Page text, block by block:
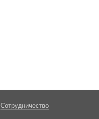
Сотрудничество